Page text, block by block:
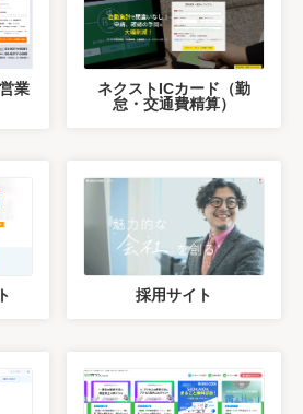
業
ネクストICカード（勤
怠・交通費精算）
採用サイト